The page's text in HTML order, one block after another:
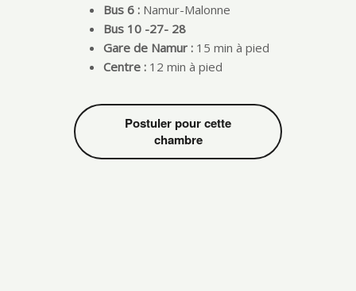
Bus 6 : Namur-Malonne
Bus 10 -27- 28
Gare de Namur : 15 min à pied
Centre : 12 min à pied
Postuler pour cette
chambre